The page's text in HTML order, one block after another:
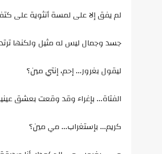
لم يفق إلا على لمسة أنثوية على
جسد وجمال ليس له مثيل ولكنها
ليقول بغرور... إحم، إنتي مين؟
الفتاة... بإغراء وقد وقعت بعشق
كريم... بإستغراب... مي مين؟